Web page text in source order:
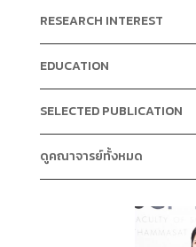
RESEARCH INTEREST
EDUCATION
SELECTED PUBLICATION
ดูคณาจารย์ทั้งหมด